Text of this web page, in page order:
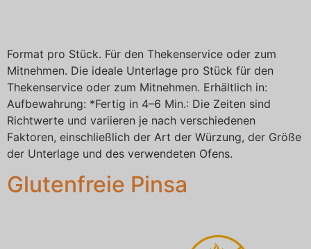
Format pro Stück. Für den Thekenservice oder zum
Mitnehmen. Die ideale Unterlage pro Stück für den
Thekenservice oder zum Mitnehmen. Erhältlich in:
Aufbewahrung: *Fertig in 4–6 Min.: Die Zeiten sind
Richtwerte und variieren je nach verschiedenen
Faktoren, einschließlich der Art der Würzung, der Größe
der Unterlage und des verwendeten Ofens.
Glutenfreie Pinsa